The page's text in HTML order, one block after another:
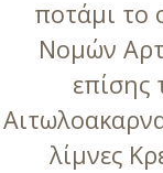
ποτάμι το
Νομών
επίσης
λίμνες